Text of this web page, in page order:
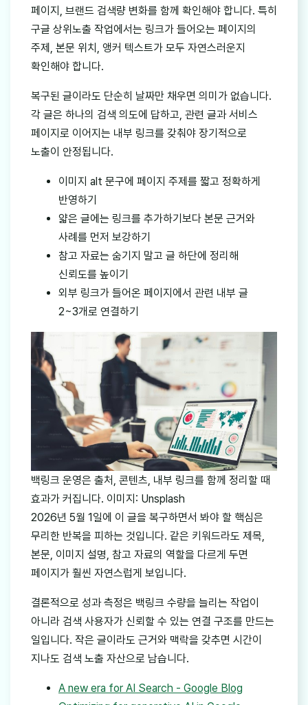
페이지, 브랜드 검색량 변화를 함께 확인해야 합니다. 특히
구글 상위노출 작업에서는 링크가 들어오는 페이지의
주제, 본문 위치, 앵커 텍스트가 모두 자연스러운지
확인해야 합니다.
복구된 글이라도 단순히 날짜만 채우면 의미가 없습니다.
각 글은 하나의 검색 의도에 답하고, 관련 글과 서비스
페이지로 이어지는 내부 링크를 갖춰야 장기적으로
노출이 안정됩니다.
이미지 alt 문구에 페이지 주제를 짧고 정확하게
반영하기
얇은 글에는 링크를 추가하기보다 본문 근거와
사례를 먼저 보강하기
참고 자료는 숨기지 말고 글 하단에 정리해
신뢰도를 높이기
외부 링크가 들어온 페이지에서 관련 내부 글
2~3개로 연결하기
백링크 운영은 출처, 콘텐츠, 내부 링크를 함께 정리할 때
효과가 커집니다. 이미지: Unsplash
2026년 5월 1일에 이 글을 복구하면서 봐야 할 핵심은
무리한 반복을 피하는 것입니다. 같은 키워드라도 제목,
본문, 이미지 설명, 참고 자료의 역할을 다르게 두면
페이지가 훨씬 자연스럽게 보입니다.
결론적으로 성과 측정은 백링크 수량을 늘리는 작업이
아니라 검색 사용자가 신뢰할 수 있는 연결 구조를 만드는
일입니다. 작은 글이라도 근거와 맥락을 갖추면 시간이
지나도 검색 노출 자산으로 남습니다.
A new era for AI Search - Google Blog